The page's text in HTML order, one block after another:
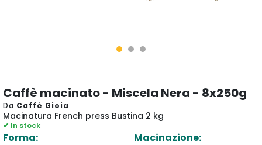
Caffè macinato - Miscela Nera - 8x250g
Da Caffè Gioia
Macinatura French press Bustina 2 kg
✔ In stock
Forma: Macinazione: